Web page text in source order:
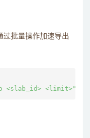
过批量操作加速导出